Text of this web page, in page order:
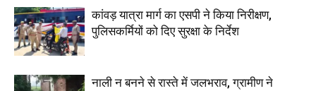
कांवड़ यात्रा मार्ग का एसपी ने किया निरीक्षण,
पुलिसकर्मियों को दिए सुरक्षा के निर्देश
नाली न बनने से रास्ते में जलभराव, ग्रामीण ने